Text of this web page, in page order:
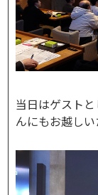
当日はゲスト
んにもお越しい